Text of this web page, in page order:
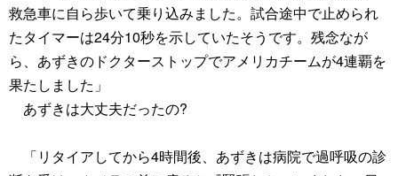
救急車に自ら歩いて乗り込みました。試合途中で止められ
たタイマーは24分10秒を示していたそうです。残念なが
ら、あずきのドクターストップでアメリカチームが4連覇を
果たしました」
あずきは大丈夫だったの?
「リタイアしてから4時間後、あずきは病院で過呼吸の診